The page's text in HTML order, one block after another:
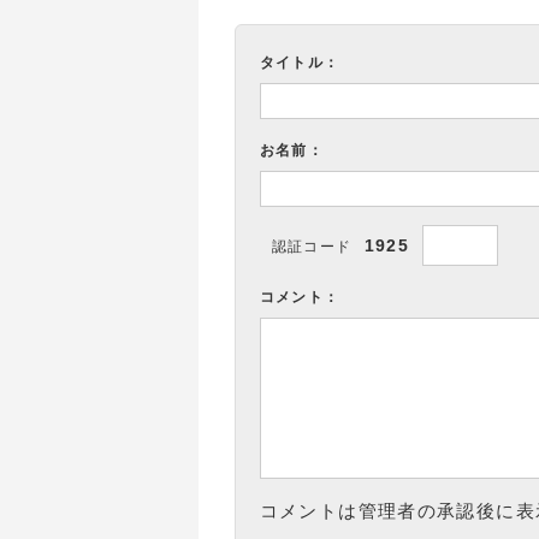
タイトル：
お名前：
認証コード 1925
コメント：
コメントは管理者の承認後に表